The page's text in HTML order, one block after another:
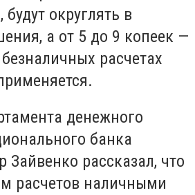
округлять в
а от 5 до 9 копеек —
расчетах
денежного
банка
Зайвенко рассказал, что
расчетов наличными